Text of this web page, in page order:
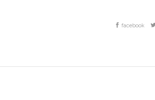
facebook